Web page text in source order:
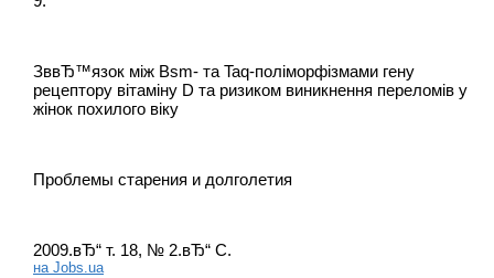
ЗввЂ™язок між Bsm- та Taq-поліморфізмами гену
рецептору вітаміну D та ризиком виникнення переломів у
жінок похилого віку
Проблемы старения и долголетия
2009.вЂ“ т. 18, № 2.вЂ“ С.
на Jobs.ua